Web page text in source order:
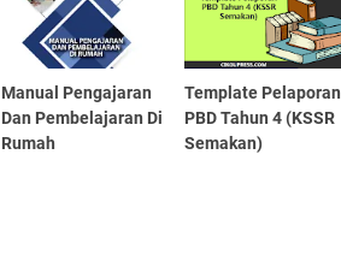
Manual Pengajaran
Dan Pembelajaran Di
Rumah
Template Pelaporan
PBD Tahun 4 (KSSR
Semakan)